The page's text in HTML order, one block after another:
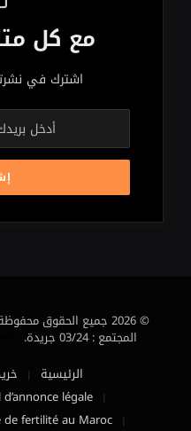
مع كل
اشترك في
© 2026 جميع الحقوق
المجتمع : 03/24 جريدة.
الرئيسية
légale
de fertilité au Maroc